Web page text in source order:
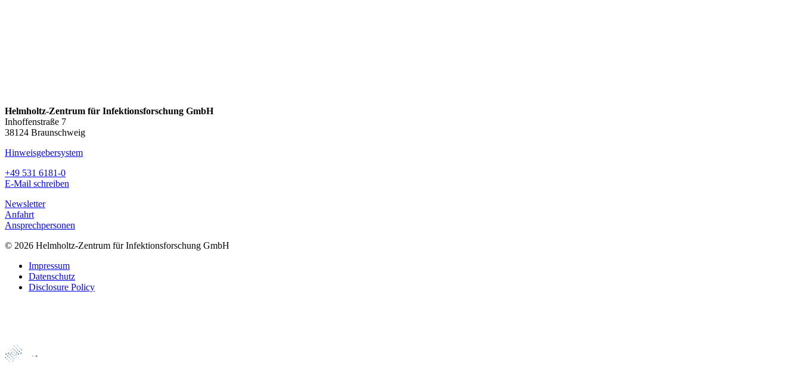
Helmholtz-Zentrum für Infektionsforschung GmbH
Inhoffenstraße 7
38124 Braunschweig
Hinweisgebersystem
+49 531 6181-0
E-Mail schreiben
Newsletter
Anfahrt
Ansprechpersonen
© 2026 Helmholtz-Zentrum für Infektionsforschung GmbH
Impressum
Datenschutz
Disclosure Policy